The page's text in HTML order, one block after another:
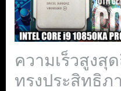
ความเร็วสูงสุ
ทรงประสิทธิภ